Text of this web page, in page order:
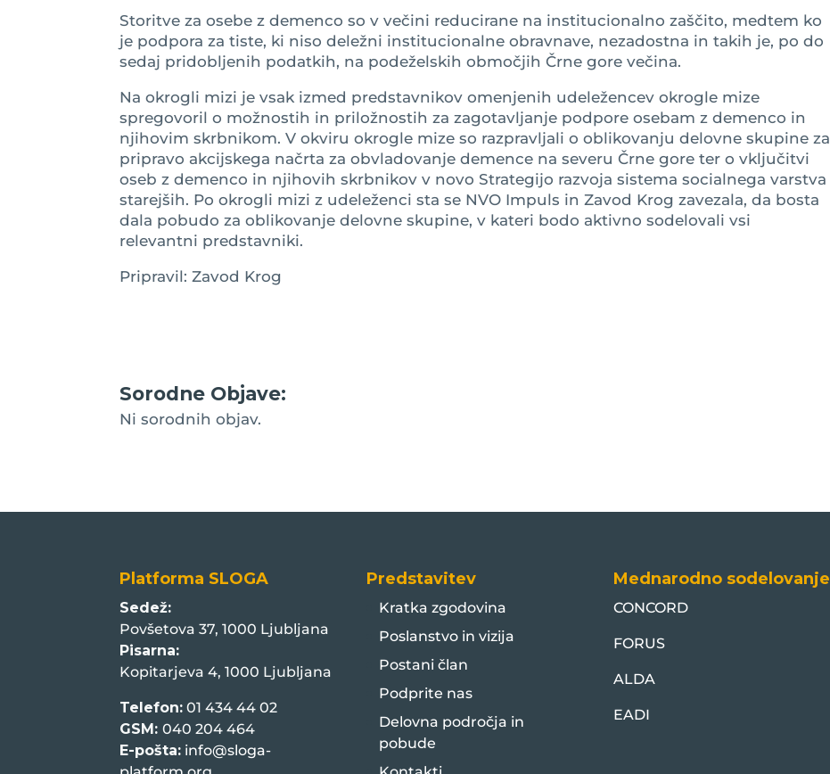
Storitve za osebe z demenco so v večini reducirane na institucionalno zaščito, medtem ko
je podpora za tiste, ki niso deležni institucionalne obravnave, nezadostna in takih je, po do
sedaj pridobljenih podatkih, na podeželskih območjih Črne gore večina.
Na okrogli mizi je vsak izmed predstavnikov omenjenih udeležencev okrogle mize
spregovoril o možnostih in priložnostih za zagotavljanje podpore osebam z demenco in
njihovim skrbnikom. V okviru okrogle mize so razpravljali o oblikovanju delovne skupine za
pripravo akcijskega načrta za obvladovanje demence na severu Črne gore ter o vključitvi
oseb z demenco in njihovih skrbnikov v novo Strategijo razvoja sistema socialnega varstva
starejših. Po okrogli mizi z udeleženci sta se NVO Impuls in Zavod Krog zavezala, da bosta
dala pobudo za oblikovanje delovne skupine, v kateri bodo aktivno sodelovali vsi
relevantni predstavniki.
Pripravil: Zavod Krog
Sorodne Objave:
Ni sorodnih objav.
Platforma SLOGA
Sedež:
Povšetova 37, 1000 Ljubljana
Pisarna:
Kopitarjeva 4, 1000 Ljubljana
Telefon: 01 434 44 02
GSM:040 204 464
E-pošta: info@sloga-
Predstavitev
Kratka zgodovina
Poslanstvo in vizija
Postani član
Podprite nas
Delovna področja in
pobude
Mednarodno sodelovanje
CONCORD
FORUS
ALDA
EADI